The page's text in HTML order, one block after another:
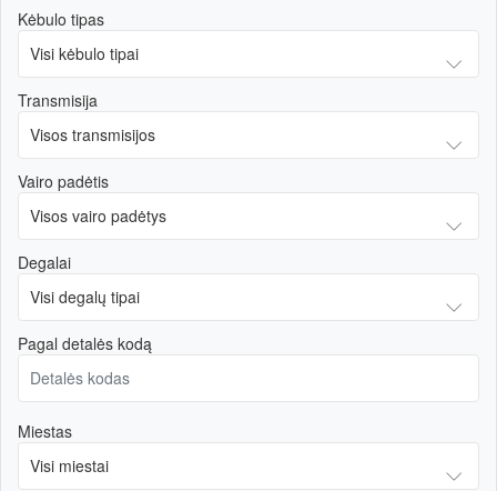
Kėbulo tipas
Transmisija
Vairo padėtis
Degalai
Pagal detalės kodą
Miestas